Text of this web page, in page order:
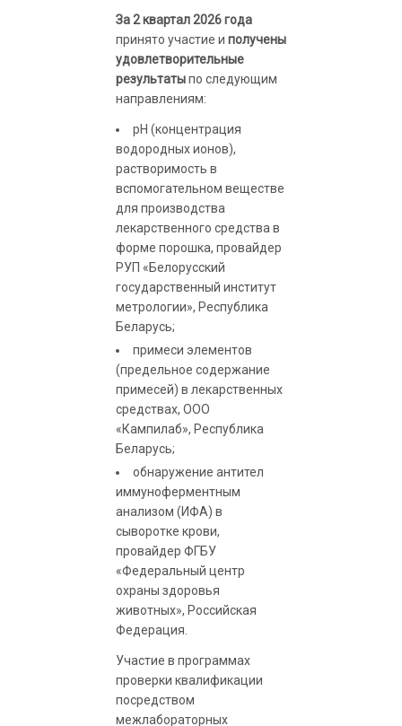
За 2 квартал 2026 года
принято участие и получены
удовлетворительные
результатыпо следующим
направлениям:
рН (концентрация
водородных ионов),
растворимость в
вспомогательном веществе
для производства
лекарственного средства в
форме порошка, провайдер
РУП «Белорусский
государственный институт
метрологии», Республика
Беларусь;
примеси элементов
(предельное содержание
примесей) в лекарственных
средствах, ООО
«Кампилаб», Республика
Беларусь;
обнаружение антител
иммуноферментным
анализом (ИФА) в
сыворотке крови,
провайдер ФГБУ
«Федеральный центр
охраны здоровья
животных», Российская
Федерация.
Участие в программах
проверки квалификации
посредством
межлабораторных